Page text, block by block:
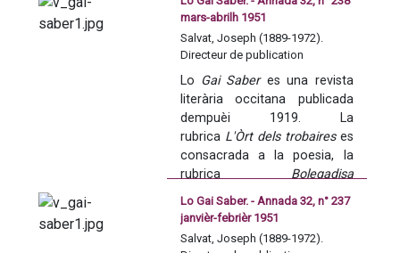
d'informacions sus
l'actualitat de l'accion
occitana. La revista se fa
publicacions del domeni
occitan e dels resultats del
concors annadièr de poesia
occitana de l'Acadèmia dels
Jòcs florals.
mars-abrilh 1951
Salvat, Joseph (1889-1972).
Directeur de publication
Lo Gai Saber es una revista
literària occitana publicada
dempuèi 1919. La
rubrica L'Òrt dels trobaires es
consacrada a la poesia, la
rubrica Bolegadisa
occitana balha
d'informacions sus
l'actualitat de l'accion
occitana. La revista se fa
Lo Gai Saber. - Annada 32, n° 237
janvièr-febrièr 1951
Salvat, Joseph (1889-1972).